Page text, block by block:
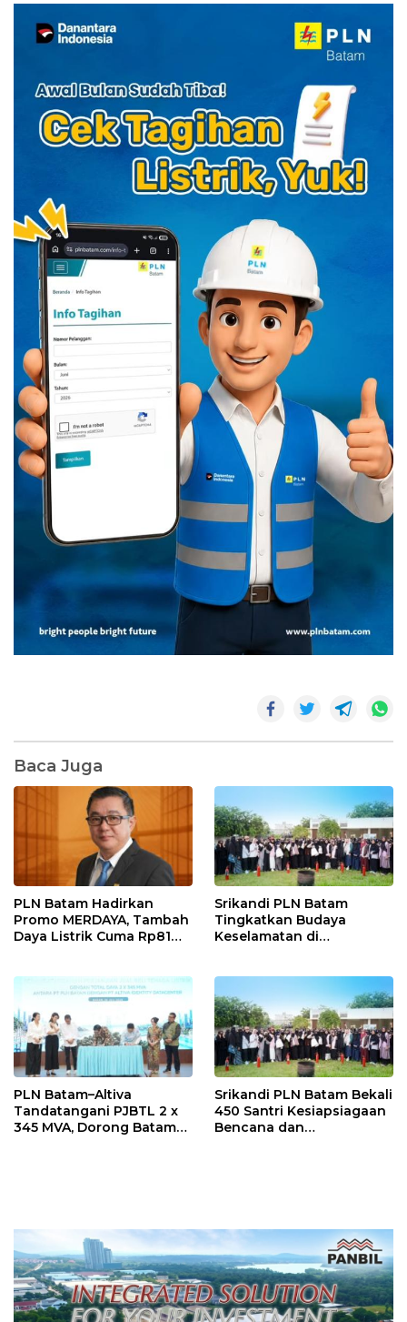
Baca Juga
PLN Batam Hadirkan
Promo MERDAYA, Tambah
Daya Listrik Cuma Rp81
Srikandi PLN Batam
Tingkatkan Budaya
Keselamatan di
PLN Batam–Altiva
Tandatangani PJBTL 2 x
345 MVA, Dorong Batam
Srikandi PLN Batam Bekali
450 Santri Kesiapsiagaan
Bencana dan